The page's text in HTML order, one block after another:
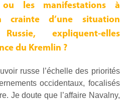
ou les manifestations à
crainte d’une situation
expliquent-elles
du Kremlin ?
russe l’échelle des priorités
occidentaux, focalisés
Je doute que l’affaire Navalny,